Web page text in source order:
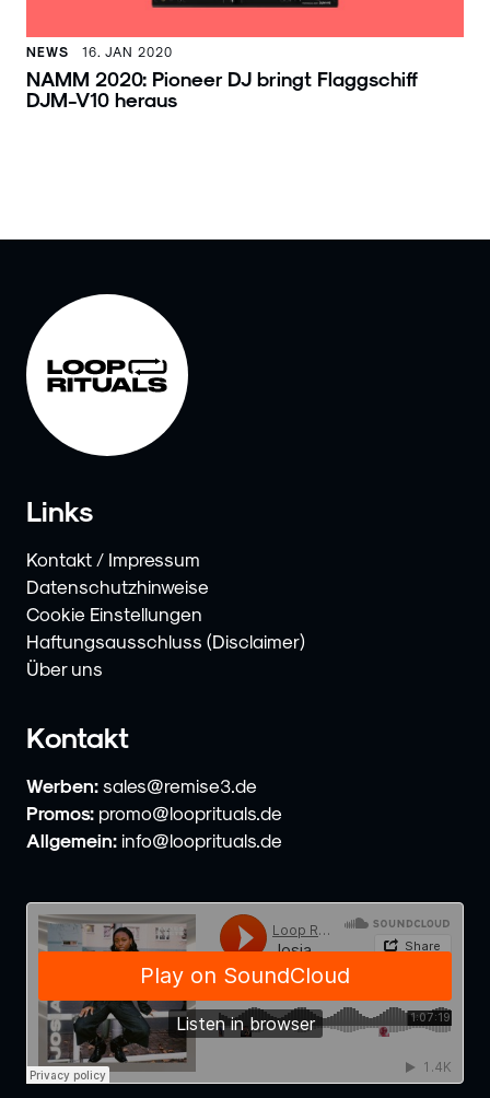
NEWS 16. JAN 2020
NAMM 2020: Pioneer DJ bringt Flaggschiff
DJM-V10 heraus
Links
Kontakt / Impressum
Datenschutzhinweise
Cookie Einstellungen
Haftungsausschluss (Disclaimer)
Über uns
Kontakt
Werben: sales@remise3.de
Promos: promo@looprituals.de
Allgemein: info@looprituals.de